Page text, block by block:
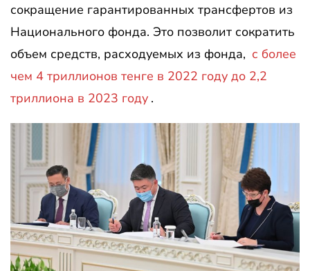
сокращение гарантированных трансфертов из
Национального фонда. Это позволит сократить
объем средств, расходуемых из фонда, с более
чем 4 триллионов тенге в 2022 году до 2,2
триллиона в 2023 году .